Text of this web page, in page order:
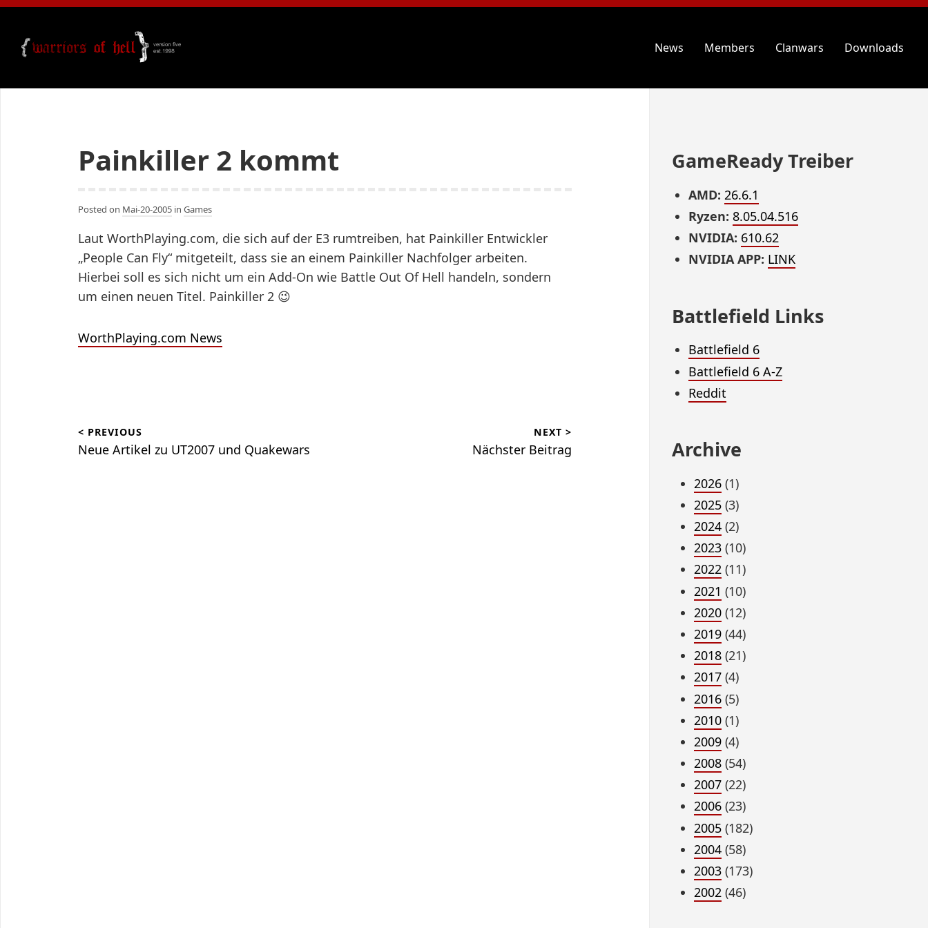
News Members Clanwars Downloads
Painkiller 2 kommt
Posted on Mai-20-2005 in Games
Laut WorthPlaying.com, die sich auf der E3 rumtreiben, hat Painkiller Entwickler
„People Can Fly“ mitgeteilt, dass sie an einem Painkiller Nachfolger arbeiten.
Hierbei soll es sich nicht um ein Add-On wie Battle Out Of Hell handeln, sondern
um einen neuen Titel. Painkiller 2 😉
WorthPlaying.com News
< PREVIOUS
Neue Artikel zu UT2007 und Quakewars
NEXT >
Nächster Beitrag
GameReady Treiber
AMD: 26.6.1
Ryzen: 8.05.04.516
NVIDIA: 610.62
NVIDIA APP: LINK
Battlefield Links
Battlefield 6
Battlefield 6 A-Z
Reddit
Archive
2026(1)
2025(3)
2024(2)
2023(10)
2022(11)
2021 (10)
2020(12)
2019(44)
2018(21)
2017(4)
2016(5)
2010(1)
2009(4)
2008(54)
2007(22)
2006(23)
2005(182)
2004(58)
2003(173)
2002(46)